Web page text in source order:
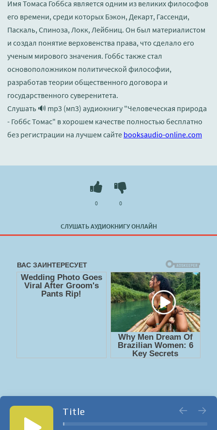
Имя Томаса Гоббса является одним из великих философов
его времени, среди которых Бэкон, Декарт, Гассенди,
Паскаль, Спиноза, Локк, Лейбниц. Он был материалистом
и создал понятие верховенства права, что сделало его
ученым мирового значения. Гоббс также стал
основоположником политической философии,
разработав теории общественного договора и
государственного суверенитета.
Слушать 🔊 mp3 (мп3) аудиокнигу "Человеческая природа
- Гоббс Томас" в хорошем качестве полностью бесплатно
без регистрации на лучшем сайте booksaudio-online.com
СЛУШАТЬ АУДИОКНИГУ ОНЛАЙН
0 0
Title